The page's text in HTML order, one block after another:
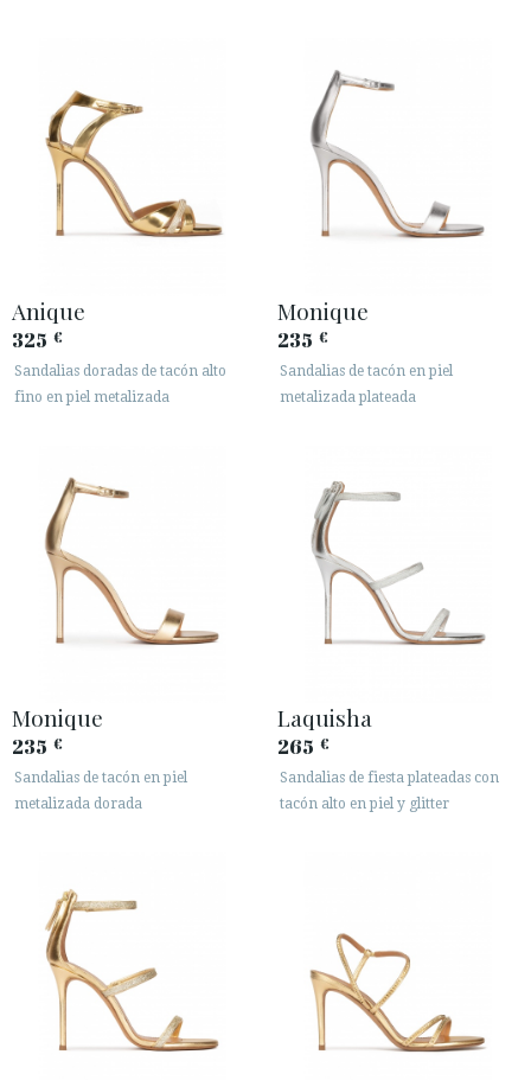
Anique
325 €
Sandalias doradas de tacón alto
fino en piel metalizada
Monique
235 €
Sandalias de tacón en piel
metalizada plateada
Monique
235 €
Sandalias de tacón en piel
metalizada dorada
Laquisha
265 €
Sandalias de fiesta plateadas con
tacón alto en piel y glitter